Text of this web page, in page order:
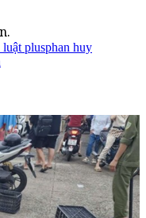
luật plusphan huy